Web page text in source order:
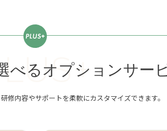
べるオプションサー
修内容やサポートを柔軟にカスタマイズできます。